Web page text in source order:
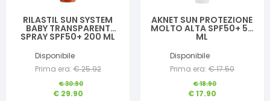
RILASTIL SUN SYSTEM
BABY TRANSPARENT
SPRAY SPF50+ 200 ML
Disponibile
Prima era: €25.92
€30.90
€ 29.90
AKNET SUN PROTEZIONE
MOLTO ALTA SPF50+ 50
ML
Disponibile
Prima era: €17.50
€18.90
€17.90